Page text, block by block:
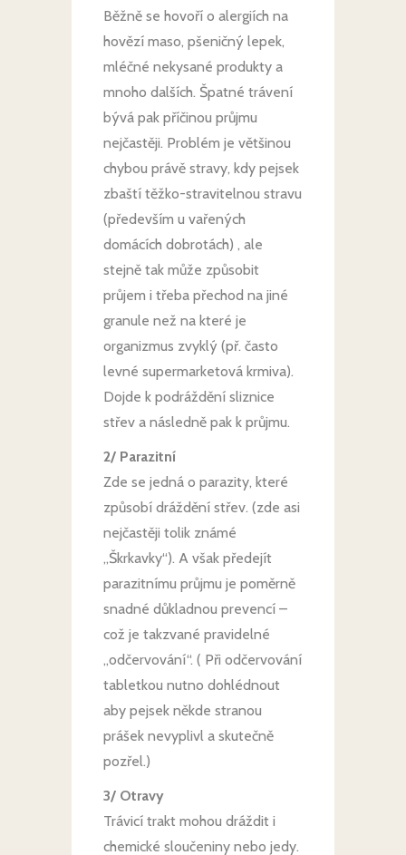
Běžně se hovoří o alergiích na
hovězí maso, pšeničný lepek,
mléčné nekysané produkty a
mnoho dalších. Špatné trávení
bývá pak příčinou průjmu
nejčastěji. Problém je většinou
chybou právě stravy, kdy pejsek
zbaští těžko-stravitelnou stravu
(především u vařených
domácích dobrotách) , ale
stejně tak může způsobit
průjem i třeba přechod na jiné
granule než na které je
organizmus zvyklý (př. často
levné supermarketová krmiva).
Dojde k podráždění sliznice
střev a následně pak k průjmu.
2/ Parazitní
Zde se jedná o parazity, které
způsobí dráždění střev. (zde asi
nejčastěji tolik známé
„Škrkavky“). A však předejít
parazitnímu průjmu je poměrně
snadné důkladnou prevencí –
což je takzvané pravidelné
„odčervování“. ( Při odčervování
tabletkou nutno dohlédnout
aby pejsek někde stranou
prášek nevyplivl a skutečně
pozřel.)
3/ Otravy
Trávicí trakt mohou dráždit i
chemické sloučeniny nebo jedy.